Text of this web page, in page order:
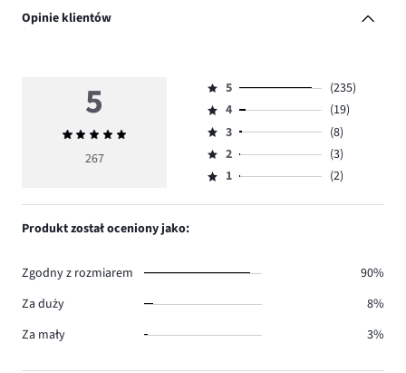
Opinie klientów
5
Średnia
ocena
267
Ocena
5,
ilość
głosów
235.
5
(235)
Ocena
4,
ilość
głosów
4
(19)
Ocena
3,
ilość
3
(8)
Ocena
2,
2
(3)
Ocena
1,
1 (2)
Produkt został oceniony jako:
Zgodny z rozmiarem
90%
Za duży
8%
Za mały
3%